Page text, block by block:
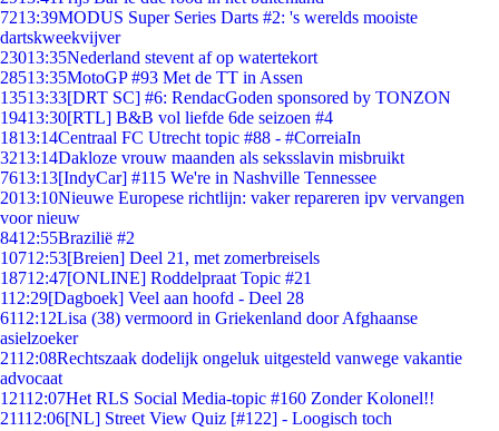
7213:39MODUS Super Series Darts #2: 's werelds mooiste
dartskweekvijver
23013:35Nederland stevent af op watertekort
28513:35MotoGP #93 Met de TT in Assen
13513:33[DRT SC] #6: RendacGoden sponsored by TONZON
19413:30[RTL] B&B vol liefde 6de seizoen #4
1813:14Centraal FC Utrecht topic #88 - #CorreiaIn
3213:14Dakloze vrouw maanden als seksslavin misbruikt
7613:13[IndyCar] #115 We're in Nashville Tennessee
2013:10Nieuwe Europese richtlijn: vaker repareren ipv vervangen
voor nieuw
8412:55Brazilië #2
10712:53[Breien] Deel 21, met zomerbreisels
18712:47[ONLINE] Roddelpraat Topic #21
112:29[Dagboek] Veel aan hoofd - Deel 28
6112:12Lisa (38) vermoord in Griekenland door Afghaanse
asielzoeker
2112:08Rechtszaak dodelijk ongeluk uitgesteld vanwege vakantie
advocaat
12112:07Het RLS Social Media-topic #160 Zonder Kolonel!!
21112:06[NL] Street View Quiz [#122] - Loogisch toch